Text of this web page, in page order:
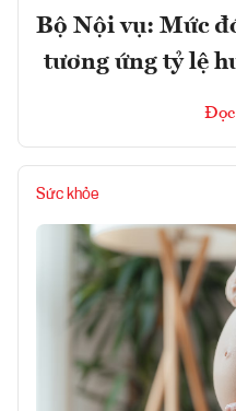
Bộ Nội vụ: Mức
tương ứng tỷ lệ
Đọc
Sức khỏe